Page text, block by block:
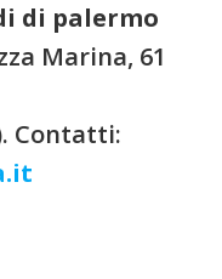
di palermo
Marina, 61
Contatti: